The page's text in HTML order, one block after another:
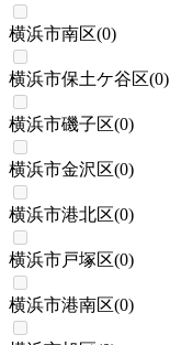
横浜市南区(0)
横浜市保土ケ谷区(0)
横浜市磯子区(0)
横浜市金沢区(0)
横浜市港北区(0)
横浜市戸塚区(0)
横浜市港南区(0)